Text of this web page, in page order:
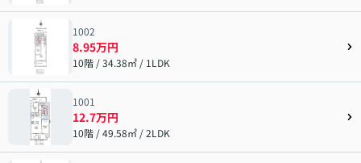
1002
8.95万円
10階 / 34.38㎡ / 1LDK
1001
12.7万円
10階 / 49.58㎡ / 2LDK